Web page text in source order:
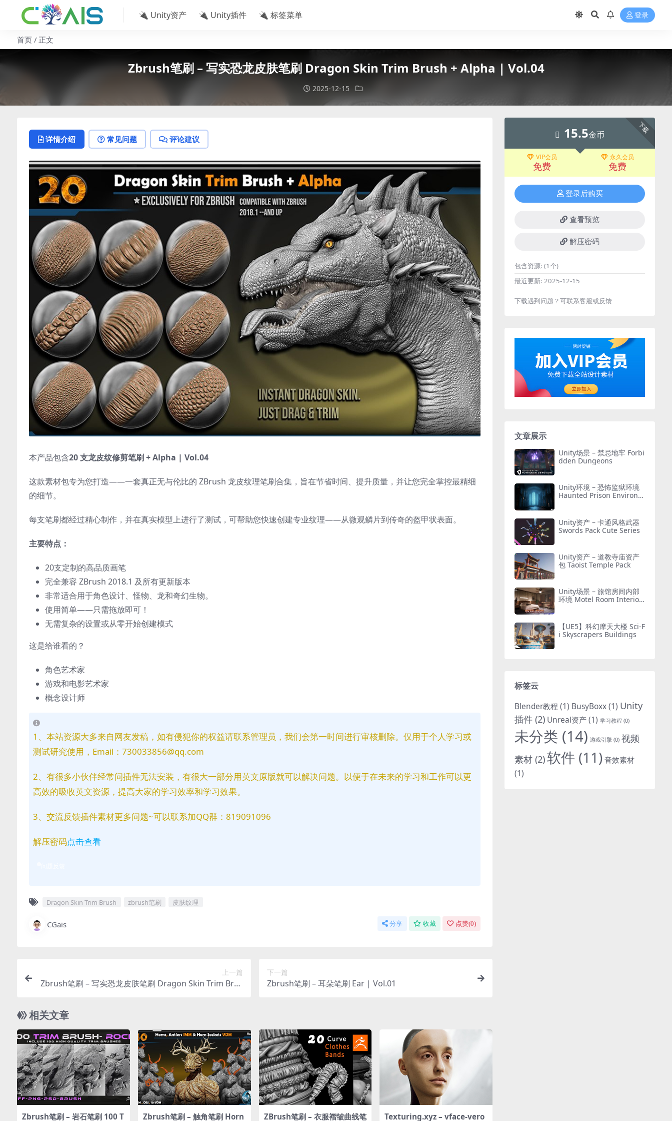
🔌 Unity资产 🔌 Unity插件 🔌 标签菜单 登录
首页 正文
Zbrush笔刷 – 写实恐龙皮肤笔刷 Dragon Skin Trim Brush + Alpha | Vol.04
2025-12-15
详情介绍 常见问题 评论建议
本产品包含20 支龙皮纹修剪笔刷 + Alpha | Vol.04
这款素材包专为您打造——一套真正无与伦比的 ZBrush 龙皮纹理笔刷合集，旨在节省时间、提升质量，并让您完全掌控最精细
的细节。
每支笔刷都经过精心制作，并在真实模型上进行了测试，可帮助您快速创建专业纹理——从微观鳞片到传奇的盔甲状表面。
主要特点：
20支定制的高品质画笔
完全兼容 ZBrush 2018.1 及所有更新版本
非常适合用于角色设计、怪物、龙和奇幻生物。
使用简单——只需拖放即可！
无需复杂的设置或从零开始创建模式
这是给谁看的？
角色艺术家
游戏和电影艺术家
概念设计师
1、本站资源大多来自网友发稿，如有侵犯你的权益请联系管理员，我们会第一时间进行审核删除。仅用于个人学习或
测试研究使用，Email：730033856@qq.com
2、有很多小伙伴经常问插件无法安装，有很大一部分用英文原版就可以解决问题。以便于在未来的学习和工作可以更
高效的吸收英文资源，提高大家的学习效率和学习效果。
3、交流反馈插件素材更多问题~可以联系加QQ群：819091096
解压密码点击查看
Dragon Skin Trim Brush zbrush笔刷 皮肤纹理
CGais 分享 收藏 点赞(0)
上一篇
Zbrush笔刷 – 写实恐龙皮肤笔刷 Dragon Skin Trim Brus
下一篇
Zbrush笔刷 – 耳朵笔刷 Ear | Vol.01
相关文章
Zbrush笔刷 – 岩石笔刷 100 T
Zbrush笔刷 – 触角笔刷 Horn
ZBrush笔刷 – 衣服褶皱曲线笔
Texturing.xyz – vface-vero
下载
15.5金币
VIP会员
免费
永久会员
免费
登录后购买
查看预览
解压密码
包含资源: (1个)
最近更新: 2025-12-15
下载遇到问题？可联系客服或反馈
文章展示
Unity场景 – 禁忌地牢 Forbi
dden Dungeons
Unity环境 – 恐怖监狱环境
Haunted Prison Environm
Unity资产 – 卡通风格武器
Swords Pack Cute Series
Unity资产 – 道教寺庙资产
包 Taoist Temple Pack
Unity场景 – 旅馆房间内部
环境 Motel Room Interior
【UE5】科幻摩天大楼 Sci-F
i Skyscrapers Buildings
标签云
Blender教程 (1) BusyBoxx(1) Unity
插件 (2) Unreal资产(1) 学习教程 (0)
未分类 (14) 游戏引擎 (0) 视频
素材 (2)软件 (11)音效素材
(1)